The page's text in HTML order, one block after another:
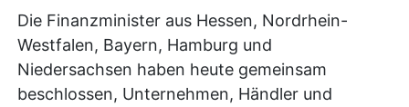
Die Finanzminister aus Hessen, Nordrhein-
Westfalen, Bayern, Hamburg und
Niedersachsen haben heute gemeinsam
beschlossen, Unternehmen, Händler und